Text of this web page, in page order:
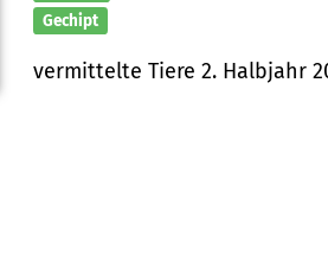
Gechipt
vermittelte Tiere 2. Halbjahr